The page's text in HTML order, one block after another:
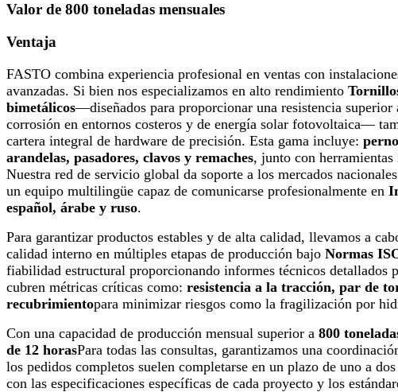
Valor de 800 toneladas mensuales
Ventaja
FASTO combina experiencia profesional en ventas con
avanzadas. Si bien nos especializamos en alto rendimiento
bimetálicos—diseñados para proporcionar una resistencia
corrosión en entornos costeros y de energía solar fotovoltaica—
cartera integral de hardware de precisión. Esta gama incluye:
arandelas, pasadores, clavos y remaches, junto con herramientas
Nuestra red de servicio global da soporte a los mercados
un equipo multilingüe capaz de comunicarse profesionalmente en
español, árabe y ruso.
Para garantizar productos estables y de alta calidad, llevamos a
calidad interno en múltiples etapas de producción bajo Normas
fiabilidad estructural proporcionando informes técnicos detallados
cubren métricas críticas como: resistencia a la tracción, par de
recubrimientopara minimizar riesgos como la fragilización por
Con una capacidad de producción mensual superior a 800
de 12 horasPara todas las consultas, garantizamos una
los pedidos completos suelen completarse en un plazo de uno a
con las especificaciones específicas de cada proyecto y los